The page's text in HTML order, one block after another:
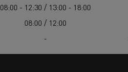
08:00 - 12:30 / 13:00 - 18:00
08:00 / 12:00
-